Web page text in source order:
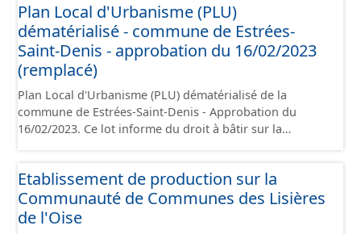
nationales du CNIG et contient les pièces
administratives, le rapport de présentation, le PADD, le
règlement, les annexes, les orientations d'aménagement
et les données géographiques. Malgré l'attention portée
à la création de ces données, il est rappelé que seuls les
documents papier font foi et sont opposables d'un point
de vue juridique.
Plan Local d'Urbanisme (PLU)
dématérialisé - commune de Estrées-
Saint-Denis - approbation du 16/02/2023
(remplacé)
Plan Local d'Urbanisme (PLU) dématérialisé de la
commune de Estrées-Saint-Denis - Approbation du
16/02/2023. Ce lot informe du droit à bâtir sur la
nationales du CNIG et contient les pièces
administratives, le rapport de présentation, le PADD, le
règlement, les annexes, les orientations d'aménagement
Etablissement de production sur la
Communauté de Communes des Lisières
de l'Oise